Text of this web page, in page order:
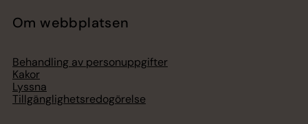
Om webbplatsen
Behandling av personuppgifter
Kakor
Lyssna
Tillgänglighetsredogörelse